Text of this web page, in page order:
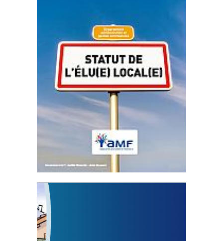
Statut de l’élu local
3 avril 2024
Mise à jour avril 2024
FEUILLETER